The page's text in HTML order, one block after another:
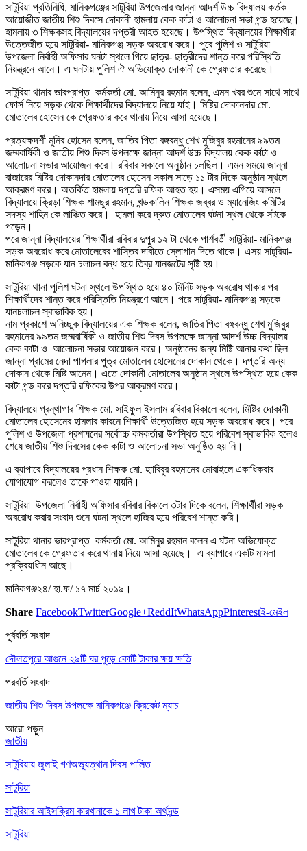
সাটুরিয়া প্রতিনিধি, মানিকগঞ্জের সাটুরিয়া উপজেলার জান্না আদর্শ উচ্চ বিদ্যালয় কর্তক
আয়োজীত জাতীয় শিশু দিবসে দোকানী হামলায় কেক কাটা ও আলোচনা সভা পন্ড হয়েছে।
হামলায় ৩ শিক্ষকসহ বিদ্যালয়ের দপ্তরী আহত হয়েছে। উপস্থিত বিদ্যালয়ের শিক্ষার্থীরা
উত্তেজীত হয়ে সাটুরিয়া- মানিকগঞ্জ সড়ক অবরোধ করে। পুরে পুুলিশ ও সাটুরিয়া
উপজেলা নির্বাহী অফিসার ঘনটা স্থলে গিয়ে ছাত্র- ছাত্রীদের শান্ত করে পরিস্থিতি
নিয়ন্ত্রনে আনে। এ ঘনটায় পুলিশ ঐ অভিযোক্ত দোকানী কে গ্রেফতার করেছে।
সাটুরিয়া থানার ভারপ্রাপ্ত কর্মকর্তা মো. আমিনুর রহমান বলেন, এমন খবর শুনে সাথে সাথে
ফোর্স নিয়ে সড়ক থেকে শিক্ষার্থীদের বিদ্যালয়ে নিয়ে যাই। মিষ্টির দোকানদার মো.
মোতালেব হোসেন কে গ্রেফতার করে থানায় নিয়ে আসা হয়েছে।
প্রত্যক্ষদর্শী মুনির হোসেন বলেন, জাতির পিতা বঙ্গবন্ধু শেখ মুজিবুর রহমানের ৯৯তম
জম্মবার্ষিকী ও জাতীয় শিশু দিবস উপলক্ষে জান্না আদর্শ উচ্চ বিদ্যালয় কেক কাটা ও
আলোচনা সভার আয়োজন করে। রবিবার সকালে অনুষ্ঠান চলছিল। এমন সময়ে জান্না
বাজারের মিষ্টির দোকানদার মোতালেব হোসেন সকাল সাড়ে ১১ টার দিকে অনুষ্ঠান স্থলে
আক্রমণ করে। অতর্কিত হামলায় দপ্তরি রফিক আহত হয়। এসময় এগিয়ে আসলে
বিদ্যালয়ে ক্রিড়া শিক্ষক শামছুর রহমান, খন্ডকালিন শিক্ষক জব্বর ও ম্যানেজিং কমিটির
সদস্য শাহিন কে লাঞ্চিত করে। হামলা করে দ্রুত মোতালেব ঘটনা স্থল থেকে সটকে
পড়েন।
পরে জান্না বিদ্যালয়ের শিক্ষার্থীরা রবিবার দুপুর ১২ টা থেকে পার্শবর্তী সাটুরিয়া- মানিকগঞ্জ
সড়ক অবরোধ করে মোতালেবের শাস্তির দাবীতে স্লোগান দিতে থাকে। এসয় সাটুরিয়া-
মানিকগঞ্জ সড়কে যান চলাচল বন্ধ হয়ে তিব্র যানজটের সৃষ্টি হয়।
সাটুরিয়া থানা পুলিশ ঘটনা স্থলে উপস্থিত হয়ে ৪০ মিনিট সড়ক অবরোধ থাকার পর
শিক্ষার্থীদের শান্ত করে পরিস্তিতি নিয়ন্ত্রণে আনে। পরে সাটুরিয়া- মানিকগঞ্জ সড়কে
যানচলাচল স্বাভাবিক হয়।
নাম প্রকাশে অনিচ্ছুক বিদ্যালয়ের এক শিক্ষক বলেন, জাতির পিতা বঙ্গবন্ধু শেখ মুজিবুর
রহমানের ৯৯তম জম্মবার্ষিকী ও জাতীয় শিশু দিবস উপলক্ষে জান্না আদর্শ উচ্চ বিদ্যালয়
কেক কাটা ও আলোচনা সভার আয়োজন করে। অনুষ্ঠানের জন্য মিষ্টি আনার কথা ছিল
জান্না গ্রামের নেদা পাগলার পুত্র মোতালেব হোসেনের দোকান থেকে। দপ্তরি অন্য
দোকান থেকে মিষ্টি আনেন। এতে দোকানী মোতালেব অনুষ্ঠান স্থলে উপস্থিত হয়ে কেক
কাটা পন্ড করে দপ্তরি রফিকের উপর আক্রমণ করে।
বিদ্যালয়ে গ্রন্থাগার শিক্ষক মো. সাইফুল ইসলাম রবিবার বিকালে বলেন, মিষ্টির দোকানী
মোতালেব হোসেনের হামলার কারনে শিক্ষার্থী উত্তেজিত হয়ে সড়ক অবরোধ করে। পরে
পুলিশ ও উপজেলা প্রশাষনের সর্বোাচ্চ কমকর্তারা উপস্থিত হয়ে পরিবেশ স্বাভাবিক হলেও
শেষে জাতীয় শিশু দিবসের কেক কাটা ও আলোচনা সভা অনুষ্ঠিত হয় নি।
এ ব্যাপারে বিদ্যালয়ের প্রধান শিক্ষক মো. হাাবিবুর রহমানের মোবাইলে একাধিকবার
যোগাযোগ করলেও তাকে পাওয়া যায়নি।
সাটুরিয়া উপজেলা নির্বাহী অফিসার রবিবার বিকালে ৩টার দিকে বলেন, শিক্ষার্থীরা সড়ক
অবরোধ করার সংবাদ শুনে ঘটনা স্থলে হাজির হয়ে পরিবেশ শান্ত করি।
সাটুরিয়া থানার ভারপ্রাপ্ত কর্মকর্তা মো. আমিনুর রহমান বলেন এ ঘটনা অভিযোক্ত
মোতালেব কে গ্রেফতার করে থানায় নিয়ে আসা হয়েছে। এ ব্যাপারে একটি মামলা
প্রক্রিয়াধীন আছে।
মানিকগঞ্জ২৪/ হা.ফ/ ১৭ মার্চ ২০১৯।
Share FacebookTwitterGoogle+ReddItWhatsAppPinterestই-মেইল
পূর্ববর্তি সংবাদ
দৌলতপুরে আগুনে ২৯টি ঘর পুড়ে কোটি টাকার ক্ষয় ক্ষতি
পরবর্তি সংবাদ
জাতীয় শিশু দিবস উপলক্ষে মানিকগঞ্জে ক্রিকেট ম্যাচ
আরো পড়ুুন
জাতীয়
সাটুরিয়ায় জুলাই গণঅভ্যুত্থান দিবস পালিত
সাটুরিয়া
সাটুরিয়ার আইসক্রিম কারখানাকে ১ লাখ টাকা অর্থদন্ড
সাটুরিয়া